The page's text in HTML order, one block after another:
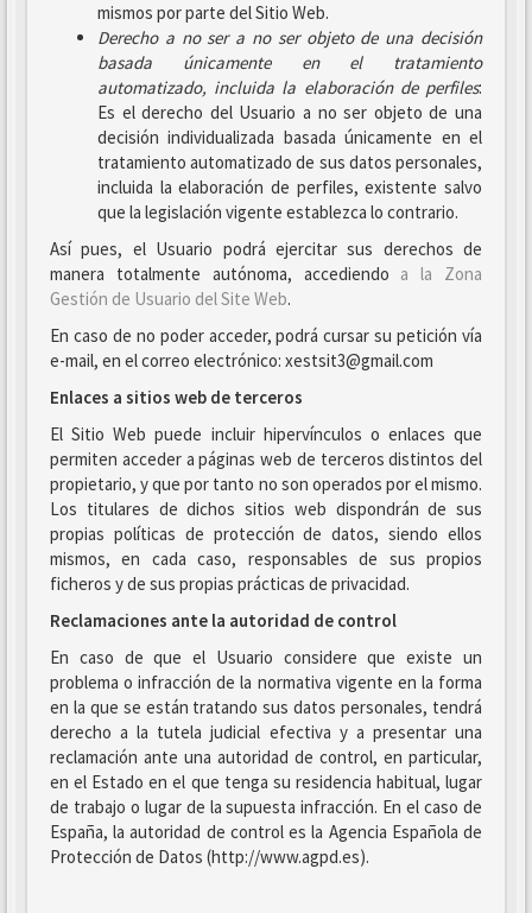
mismos por parte del Sitio Web.
Derecho a no ser a no ser objeto de una decisión
basada únicamente en el tratamiento
automatizado, incluida la elaboración de perfiles:
Es el derecho del Usuario a no ser objeto de una
decisión individualizada basada únicamente en el
tratamiento automatizado de sus datos personales,
incluida la elaboración de perfiles, existente salvo
que la legislación vigente establezca lo contrario.
Así pues, el Usuario podrá ejercitar sus derechos de
manera totalmente autónoma, accediendo a la Zona
Gestión de Usuario del Site Web.
En caso de no poder acceder, podrá cursar su petición vía
e-mail, en el correo electrónico: xestsit3@gmail.com
Enlaces a sitios web de terceros
El Sitio Web puede incluir hipervínculos o enlaces que
permiten acceder a páginas web de terceros distintos del
propietario, y que por tanto no son operados por el mismo.
Los titulares de dichos sitios web dispondrán de sus
propias políticas de protección de datos, siendo ellos
mismos, en cada caso, responsables de sus propios
ficheros y de sus propias prácticas de privacidad.
Reclamaciones ante la autoridad de control
En caso de que el Usuario considere que existe un
problema o infracción de la normativa vigente en la forma
en la que se están tratando sus datos personales, tendrá
derecho a la tutela judicial efectiva y a presentar una
reclamación ante una autoridad de control, en particular,
en el Estado en el que tenga su residencia habitual, lugar
de trabajo o lugar de la supuesta infracción. En el caso de
España, la autoridad de control es la Agencia Española de
Protección de Datos (http://www.agpd.es).